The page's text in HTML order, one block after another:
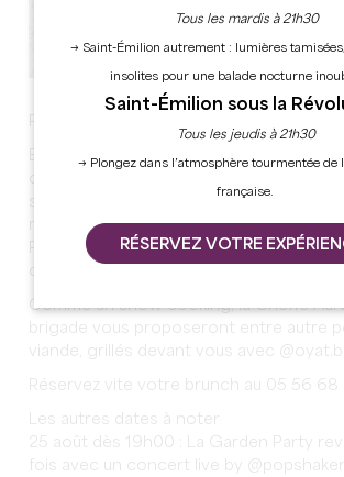
Enfin un Brunch en pleine nature ! Dans
ombragé par des cèdres centenaires,
s'écoulera de la plus paisible et
manières...
Profitez avec vos proches de buffets
qualité, dans un nouvel espace extérieur
Comme un show cooking, la Cheffe
brigade vous proposeront entre autre
viande, grillés devant vous avec
Réservez vite votre brunch au 05 56 68
Les autres dates à noter
25 août dès 19h00 : La Garden Party
fois avec un concert live by
Tous les mardis à 21h30
→ Saint-Émilion autrement : lumières
insolites pour une balade nocturne
Saint-Émilion sous la
Tous les jeudis à 21h30
→ Plongez dans l’atmosphère tourmentée de
française.
RÉSERVEZ VOTRE